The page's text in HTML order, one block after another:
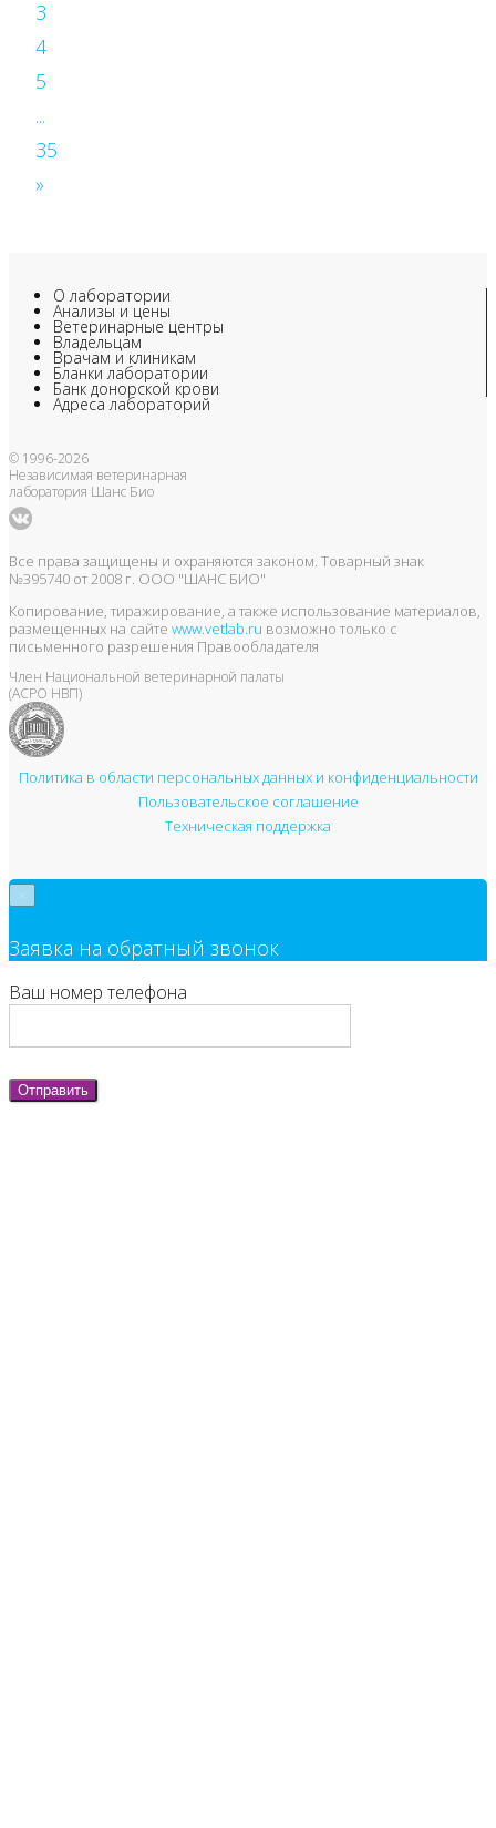
3
4
5
...
35
»
О лаборатории
Анализы и цены
Ветеринарные центры
Владельцам
Врачам и клиникам
Бланки лаборатории
Банк донорской крови
Адреса лабораторий
© 1996-2026
Независимая ветеринарная
лаборатория Шанс Био
Все права защищены и охраняются законом. Товарный знак
№395740 от 2008 г. ООО "ШАНС БИО"
Копирование, тиражирование, а также использование материалов,
размещенных на сайте www.vetlab.ru возможно только с
письменного разрешения Правообладателя
Член Национальной ветеринарной палаты
(АСРО НВП)
Политика в области персональных данных и конфиденциальности
Пользовательское соглашение
Техническая поддержка
Заявка на обратный звонок
Ваш номер телефона
Отправить